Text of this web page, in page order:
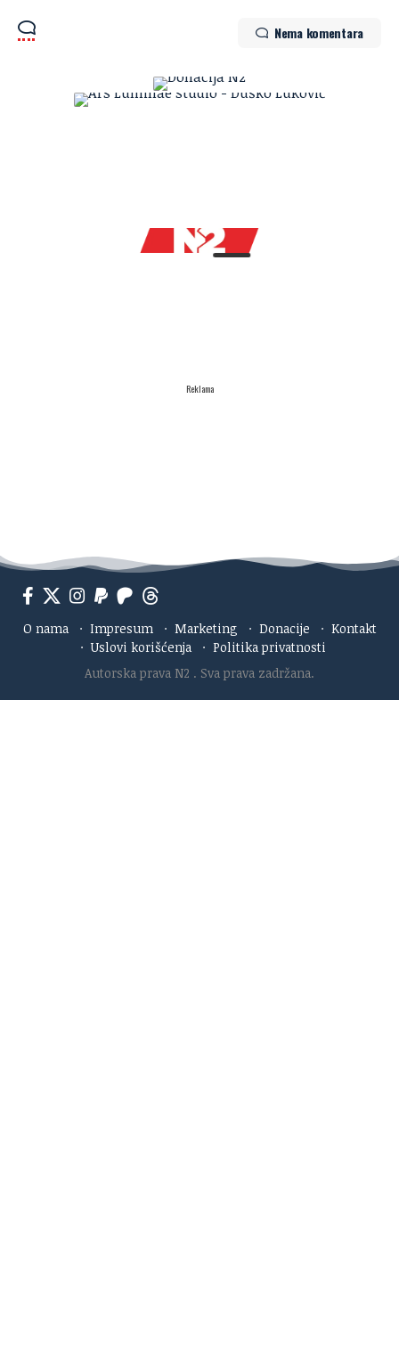
Nema komentara
Reklama
O nama · Impresum · Marketing · Donacije · Kontakt
· Uslovi korišćenja · Politika privatnosti
Autorska prava N2 . Sva prava zadržana.